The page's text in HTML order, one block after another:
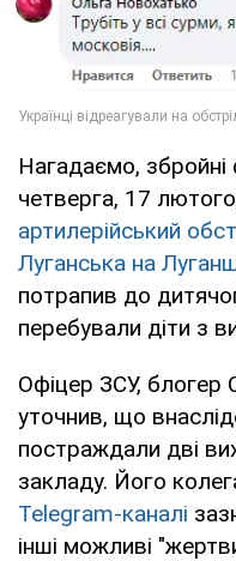
Нагадаємо, збройні
четверга, 17
артилерійський
Луганська на
потрапив до
перебували діти з
Офіцер ЗСУ, блогер
уточнив, що
постраждали дві
закладу. Його
Telegram-каналі
інші можливі